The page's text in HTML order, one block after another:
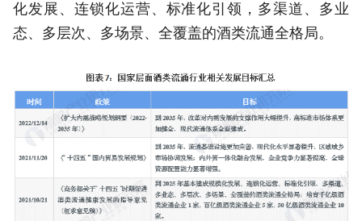
化发展、连锁化运营、标准化引领，多渠道、多业
态、多层次、多场景、全覆盖的酒类流通全格局。